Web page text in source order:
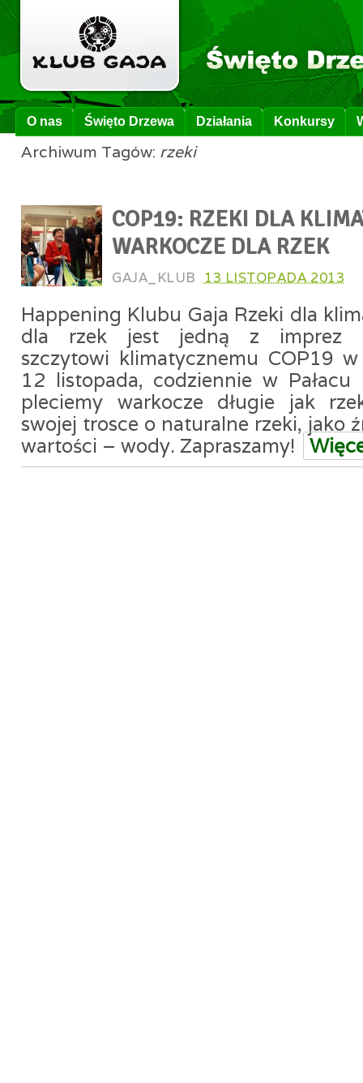
O nas Święto Drzewa Działania Konkursy
Archiwum Tagów: rzeki
COP19: RZEKI DLA
WARKOCZE DLA RZEK
GAJA_KLUB 13 LISTOPADA 2013
Happening Klubu Gaja Rzeki dla
dla rzek jest jedną z imprez
szczytowi klimatycznemu COP19
12 listopada, codziennie w
pleciemy warkocze długie jak
swojej trosce o naturalne rzeki, jako
wartości – wody. Zapraszamy!